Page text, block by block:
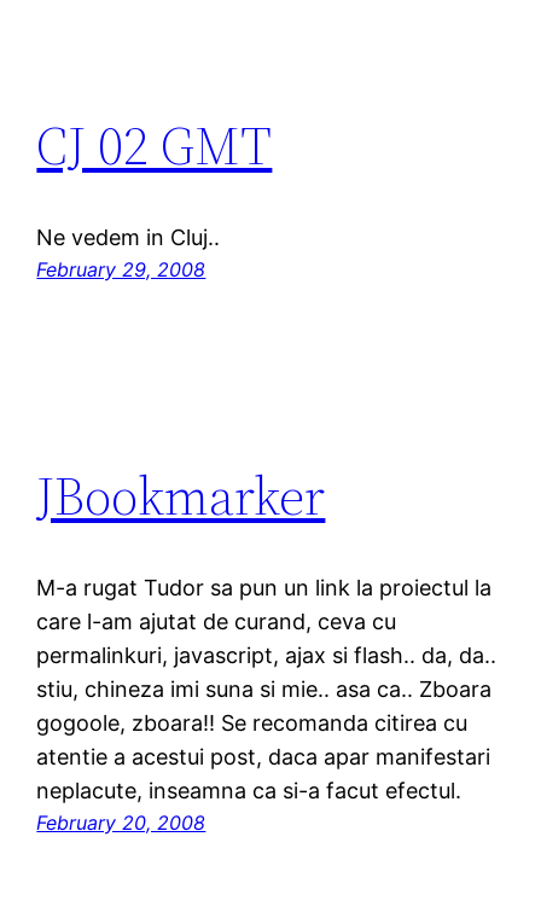
CJ 02 GMT
Ne vedem in Cluj..
February 29, 2008
JBookmarker
M-a rugat Tudor sa pun un link la proiectul la
care l-am ajutat de curand, ceva cu
permalinkuri, javascript, ajax si flash.. da, da..
stiu, chineza imi suna si mie.. asa ca.. Zboara
gogoole, zboara!! Se recomanda citirea cu
atentie a acestui post, daca apar manifestari
neplacute, inseamna ca si-a facut efectul.
February 20, 2008